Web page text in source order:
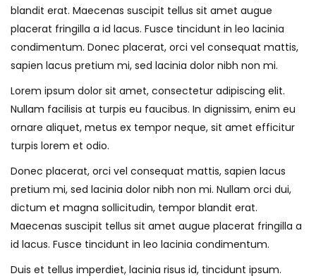
blandit erat. Maecenas suscipit tellus sit amet augue
placerat fringilla a id lacus. Fusce tincidunt in leo lacinia
condimentum. Donec placerat, orci vel consequat mattis,
sapien lacus pretium mi, sed lacinia dolor nibh non mi.
Lorem ipsum dolor sit amet, consectetur adipiscing elit.
Nullam facilisis at turpis eu faucibus. In dignissim, enim eu
ornare aliquet, metus ex tempor neque, sit amet efficitur
turpis lorem et odio.
Donec placerat, orci vel consequat mattis, sapien lacus
pretium mi, sed lacinia dolor nibh non mi. Nullam orci dui,
dictum et magna sollicitudin, tempor blandit erat.
Maecenas suscipit tellus sit amet augue placerat fringilla a
id lacus. Fusce tincidunt in leo lacinia condimentum.
Duis et tellus imperdiet, lacinia risus id, tincidunt ipsum.